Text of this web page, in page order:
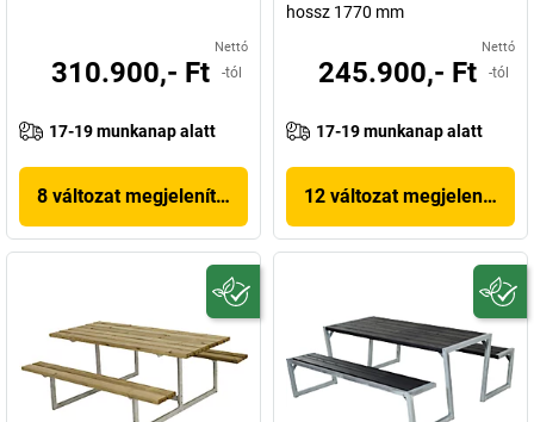
Nettó
310.900,- Ft -tól
17-19 munkanap alatt
8 változat megjelenítése
hossz 1770 mm
Nettó
245.900,- Ft -tól
17-19 munkanap alatt
12 változat megjelenítése